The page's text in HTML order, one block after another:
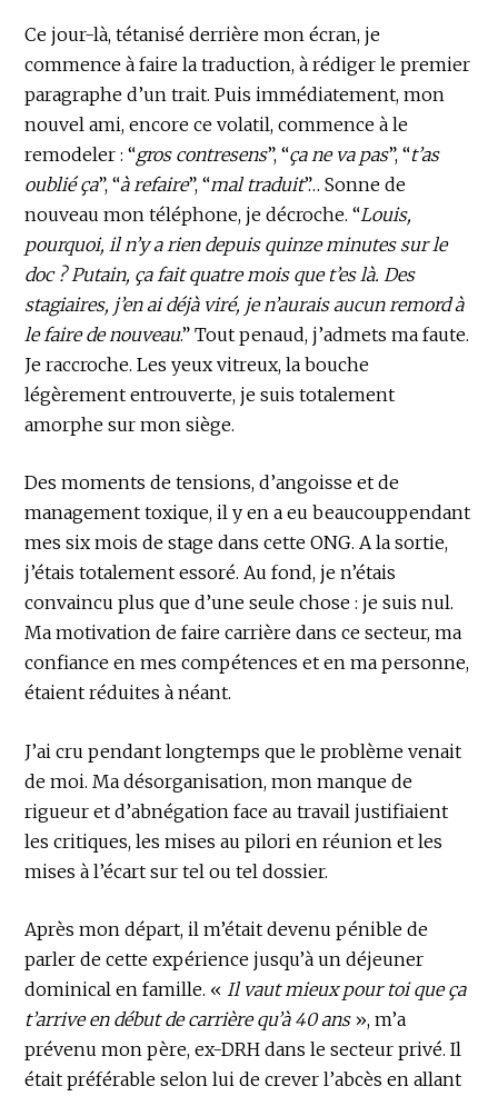
Ce jour-là, tétanisé derrière mon écran, je
commence à faire la traduction, à rédiger le premier
paragraphe d’un trait. Puis immédiatement, mon
nouvel ami, encore ce volatil, commence à le
remodeler : “gros contresens”, “ça ne va pas”, “t’as
oublié ça”, “à refaire”, “mal traduit”… Sonne de
nouveau mon téléphone, je décroche. “Louis,
pourquoi, il n’y a rien depuis quinze minutes sur le
doc ? Putain, ça fait quatre mois que t’es là. Des
stagiaires, j’en ai déjà viré, je n’aurais aucun remord à
le faire de nouveau.” Tout penaud, j’admets ma faute.
Je raccroche. Les yeux vitreux, la bouche
légèrement entrouverte, je suis totalement
amorphe sur mon siège.
Des moments de tensions, d’angoisse et de
management toxique, il y en a eu beaucouppendant
mes six mois de stage dans cette ONG. A la sortie,
j’étais totalement essoré. Au fond, je n’étais
convaincu plus que d’une seule chose : je suis nul.
Ma motivation de faire carrière dans ce secteur, ma
confiance en mes compétences et en ma personne,
étaient réduites à néant.
J’ai cru pendant longtemps que le problème venait
de moi. Ma désorganisation, mon manque de
rigueur et d’abnégation face au travail justifiaient
les critiques, les mises au pilori en réunion et les
mises à l’écart sur tel ou tel dossier.
Après mon départ, il m’était devenu pénible de
parler de cette expérience jusqu’à un déjeuner
dominical en famille. «Il vaut mieux pour toi que ça
t’arrive en début de carrière qu’à 40 ans», m’a
prévenu mon père, ex-DRH dans le secteur privé. Il
était préférable selon lui de crever l’abcès en allant